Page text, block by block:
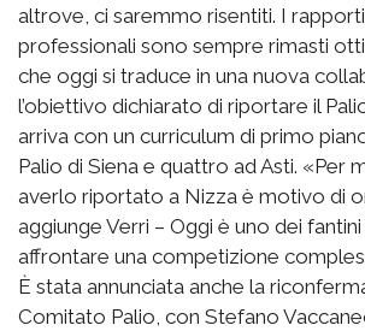
altrove, ci saremmo risentiti. I
professionali sono sempre rimasti
che oggi si traduce in una nuova
l’obiettivo dichiarato di riportare il
arriva con un curriculum di primo
Palio di Siena e quattro ad Asti. «Per
averlo riportato a Nizza è motivo di
aggiunge Verri – Oggi è uno dei
affrontare una competizione
È stata annunciata anche la
Comitato Palio, con Stefano